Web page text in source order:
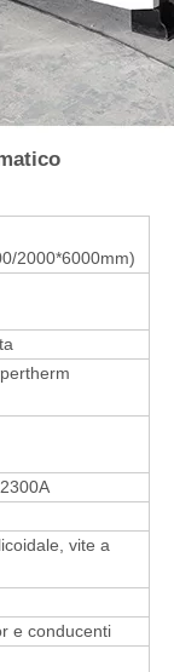
2000*6000mm)
vite a
e conducenti